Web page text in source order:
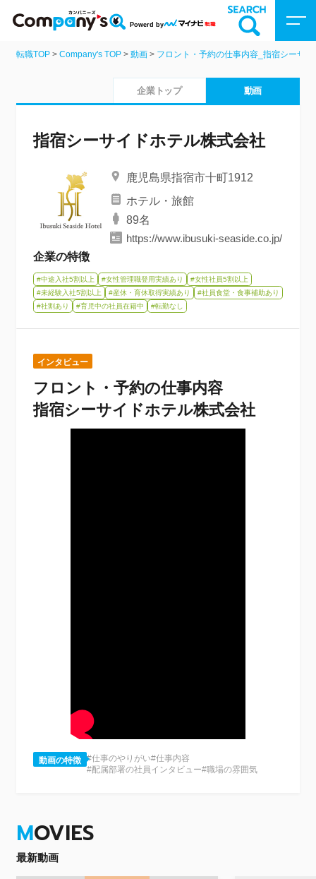
Powerd by
Company’sトップ
企業を検索
動画を探す
転職TOP > Company's TOP > 動画 > フロント・予約の仕事内容_指宿シーサ
企業トップ 動画
指宿シーサイドホテル株式会社
鹿児島県指宿市十町1912
ホテル・旅館
89名
https://www.ibusuki-seaside.co.jp/
企業の特徴
#中途入社5割以上 #女性管理職登用実績あり
#女性社員5割以上
#未経験入社5割以上
#産休・育休取得実績あり
#社員食堂・食事補助あり
#社割あり
#育児中の社員在籍中 #転勤なし
インタビュー
フロント・予約の仕事内容
指宿シーサイドホテル株式会社
動画の特徴 #仕事のやりがい#仕事内容
#配属部署の社員インタビュー#職場の雰囲気
MOVIES
最新動画